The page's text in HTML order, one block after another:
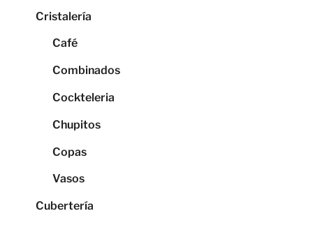
Cristalería
Café
Combinados
Cockteleria
Chupitos
Copas
Vasos
Cubertería